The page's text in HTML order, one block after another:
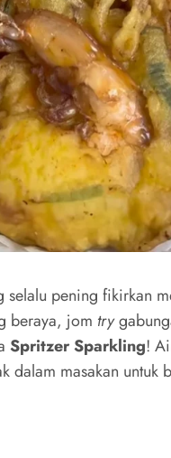
pening fikirkan
beraya, jom try
Spritzer Sparkling!
masakan untuk